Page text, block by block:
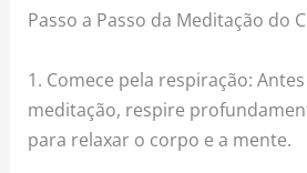
Passo a Passo da Meditação do
1. Comece pela respiração:
meditação, respire
para relaxar o corpo e a mente.